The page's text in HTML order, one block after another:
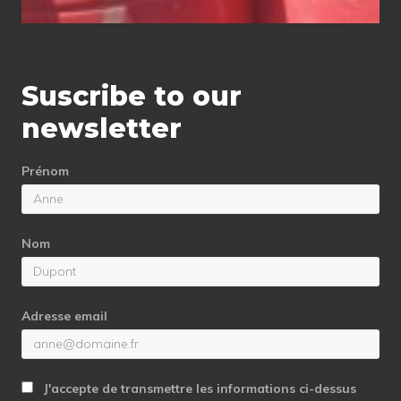
Suscribe to our
newsletter
Prénom
Nom
Adresse email
J'accepte de transmettre les informations ci-dessus